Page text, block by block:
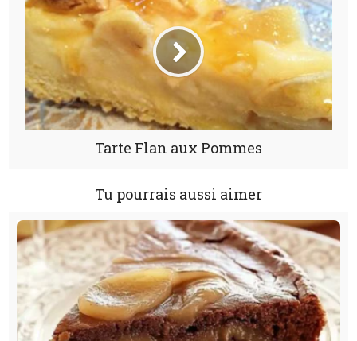
Tarte Flan aux Pommes
Tu pourrais aussi aimer